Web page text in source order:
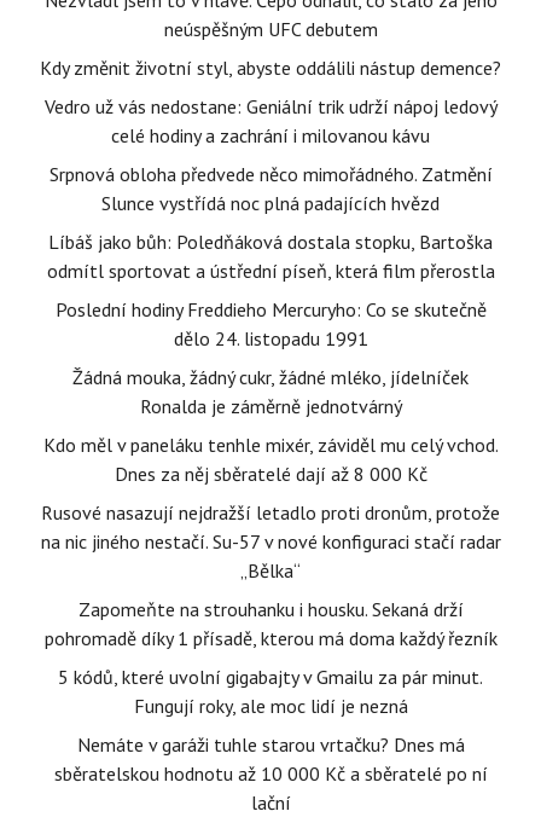
neúspěšným UFC debutem
Kdy změnit životní styl, abyste oddálili nástup demence?
Vedro už vás nedostane: Geniální trik udrží nápoj ledový
celé hodiny a zachrání i milovanou kávu
Srpnová obloha předvede něco mimořádného. Zatmění
Slunce vystřídá noc plná padajících hvězd
Líbáš jako bůh: Poledňáková dostala stopku, Bartoška
odmítl sportovat a ústřední píseň, která film přerostla
Poslední hodiny Freddieho Mercuryho: Co se skutečně
dělo 24. listopadu 1991
Žádná mouka, žádný cukr, žádné mléko, jídelníček
Ronalda je záměrně jednotvárný
Kdo měl v paneláku tenhle mixér, záviděl mu celý vchod.
Dnes za něj sběratelé dají až 8 000 Kč
Rusové nasazují nejdražší letadlo proti dronům, protože
na nic jiného nestačí. Su-57 v nové konfiguraci stačí radar
„Bělka“
Zapomeňte na strouhanku i housku. Sekaná drží
pohromadě díky 1 přísadě, kterou má doma každý řezník
5 kódů, které uvolní gigabajty v Gmailu za pár minut.
Fungují roky, ale moc lidí je nezná
Nemáte v garáži tuhle starou vrtačku? Dnes má
sběratelskou hodnotu až 10 000 Kč a sběratelé po ní
lační